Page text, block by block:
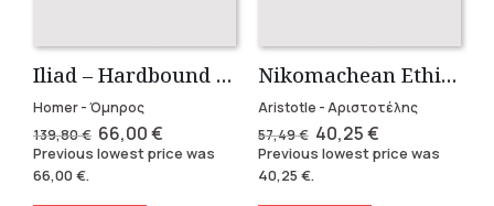
Iliad – Hardbound Edition
Homer - Όμηρος
139,80€ Original
price
was:
66,00€Current
price
is:
Previous lowest price was
66,00€.
Nikomachean Ethics (3 volumes)
Aristotle - Αριστοτέλης
57,49€ Original
price
was:
57,49 €.
40,25€Current
price
is:
Previous lowest price was
40,25 €.